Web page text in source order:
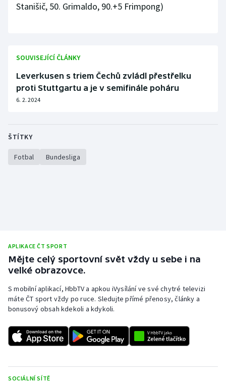
Stanišič, 50. Grimaldo, 90.+5 Frimpong)
SOUVISEJÍCÍ ČLÁNKY
Leverkusen s triem Čechů zvládl přestřelku
proti Stuttgartu a je v semifinále poháru
6. 2. 2024
ŠTÍTKY
Fotbal Bundesliga
APLIKACE ČT SPORT
Mějte celý sportovní svět vždy u sebe i na
velké obrazovce.
S mobilní aplikací, HbbTV a apkou iVysílání ve své chytré televizi
máte ČT sport vždy po ruce. Sledujte přímé přenosy, články a
bonusový obsah kdekoli a kdykoli.
SOCIÁLNÍ SÍTĚ